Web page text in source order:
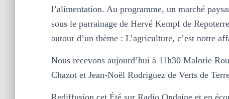
l’alimentation. Au programme, un marché
sous le parrainage de Hervé Kempf de
autour d’un thème : L’agriculture, c’est notre
Nous recevons aujourd’hui à 11h30 Malorie
Chazot et Jean-Noël Rodriguez de Verts de
Rediffusion cet Été sur Radio Ondaine et en